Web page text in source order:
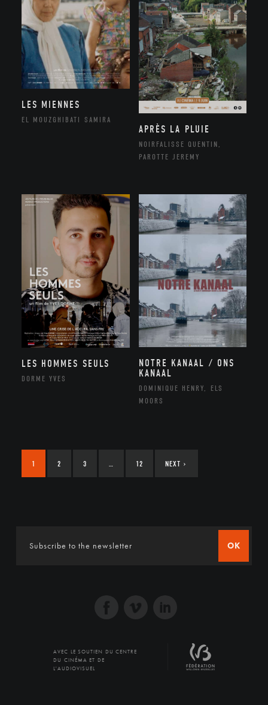
LES MIENNES
EL MOUZGHIBATI SAMIRA
APRÈS LA PLUIE
NOIRFALISSE QUENTIN,
PAROTTE JEREMY
LES HOMMES SEULS
DORME YVES
NOTRE KANAAL / ONS
KANAAL
DOMINIQUE HENRY, ELS
MOORS
1 2 3 12 NEXT ›
OK
AVEC LE SOUTIEN DU CENTRE
DU CINÉMA ET DE
L'AUDIOVISUEL